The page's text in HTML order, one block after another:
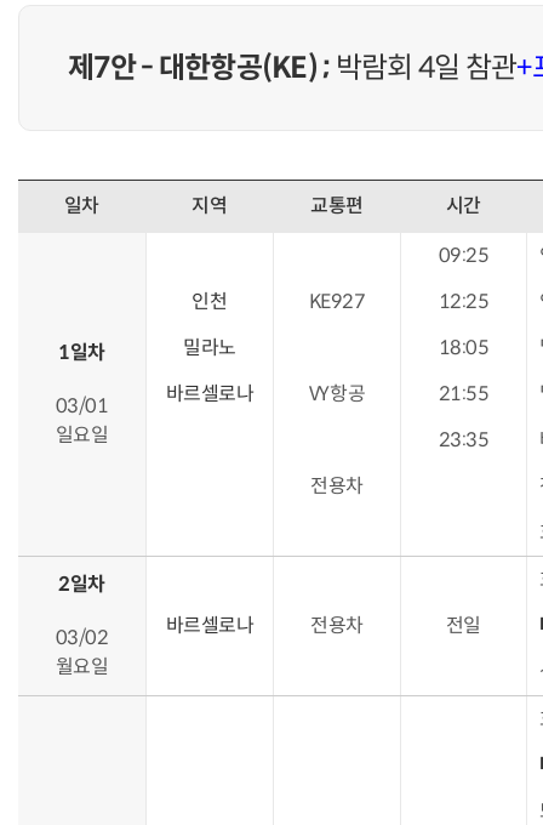
제7안 - 대한항공(KE) ; 박람회 4일 참관+
일차 지역 교통편 시간
1일차
03/01
일요일
09:25
인천
KE927 12:25
밀라노
18:05
바르셀로나
VY항공 21:55
23:35
전용차
2일차
03/02
월요일
바르셀로나
전용차 전일